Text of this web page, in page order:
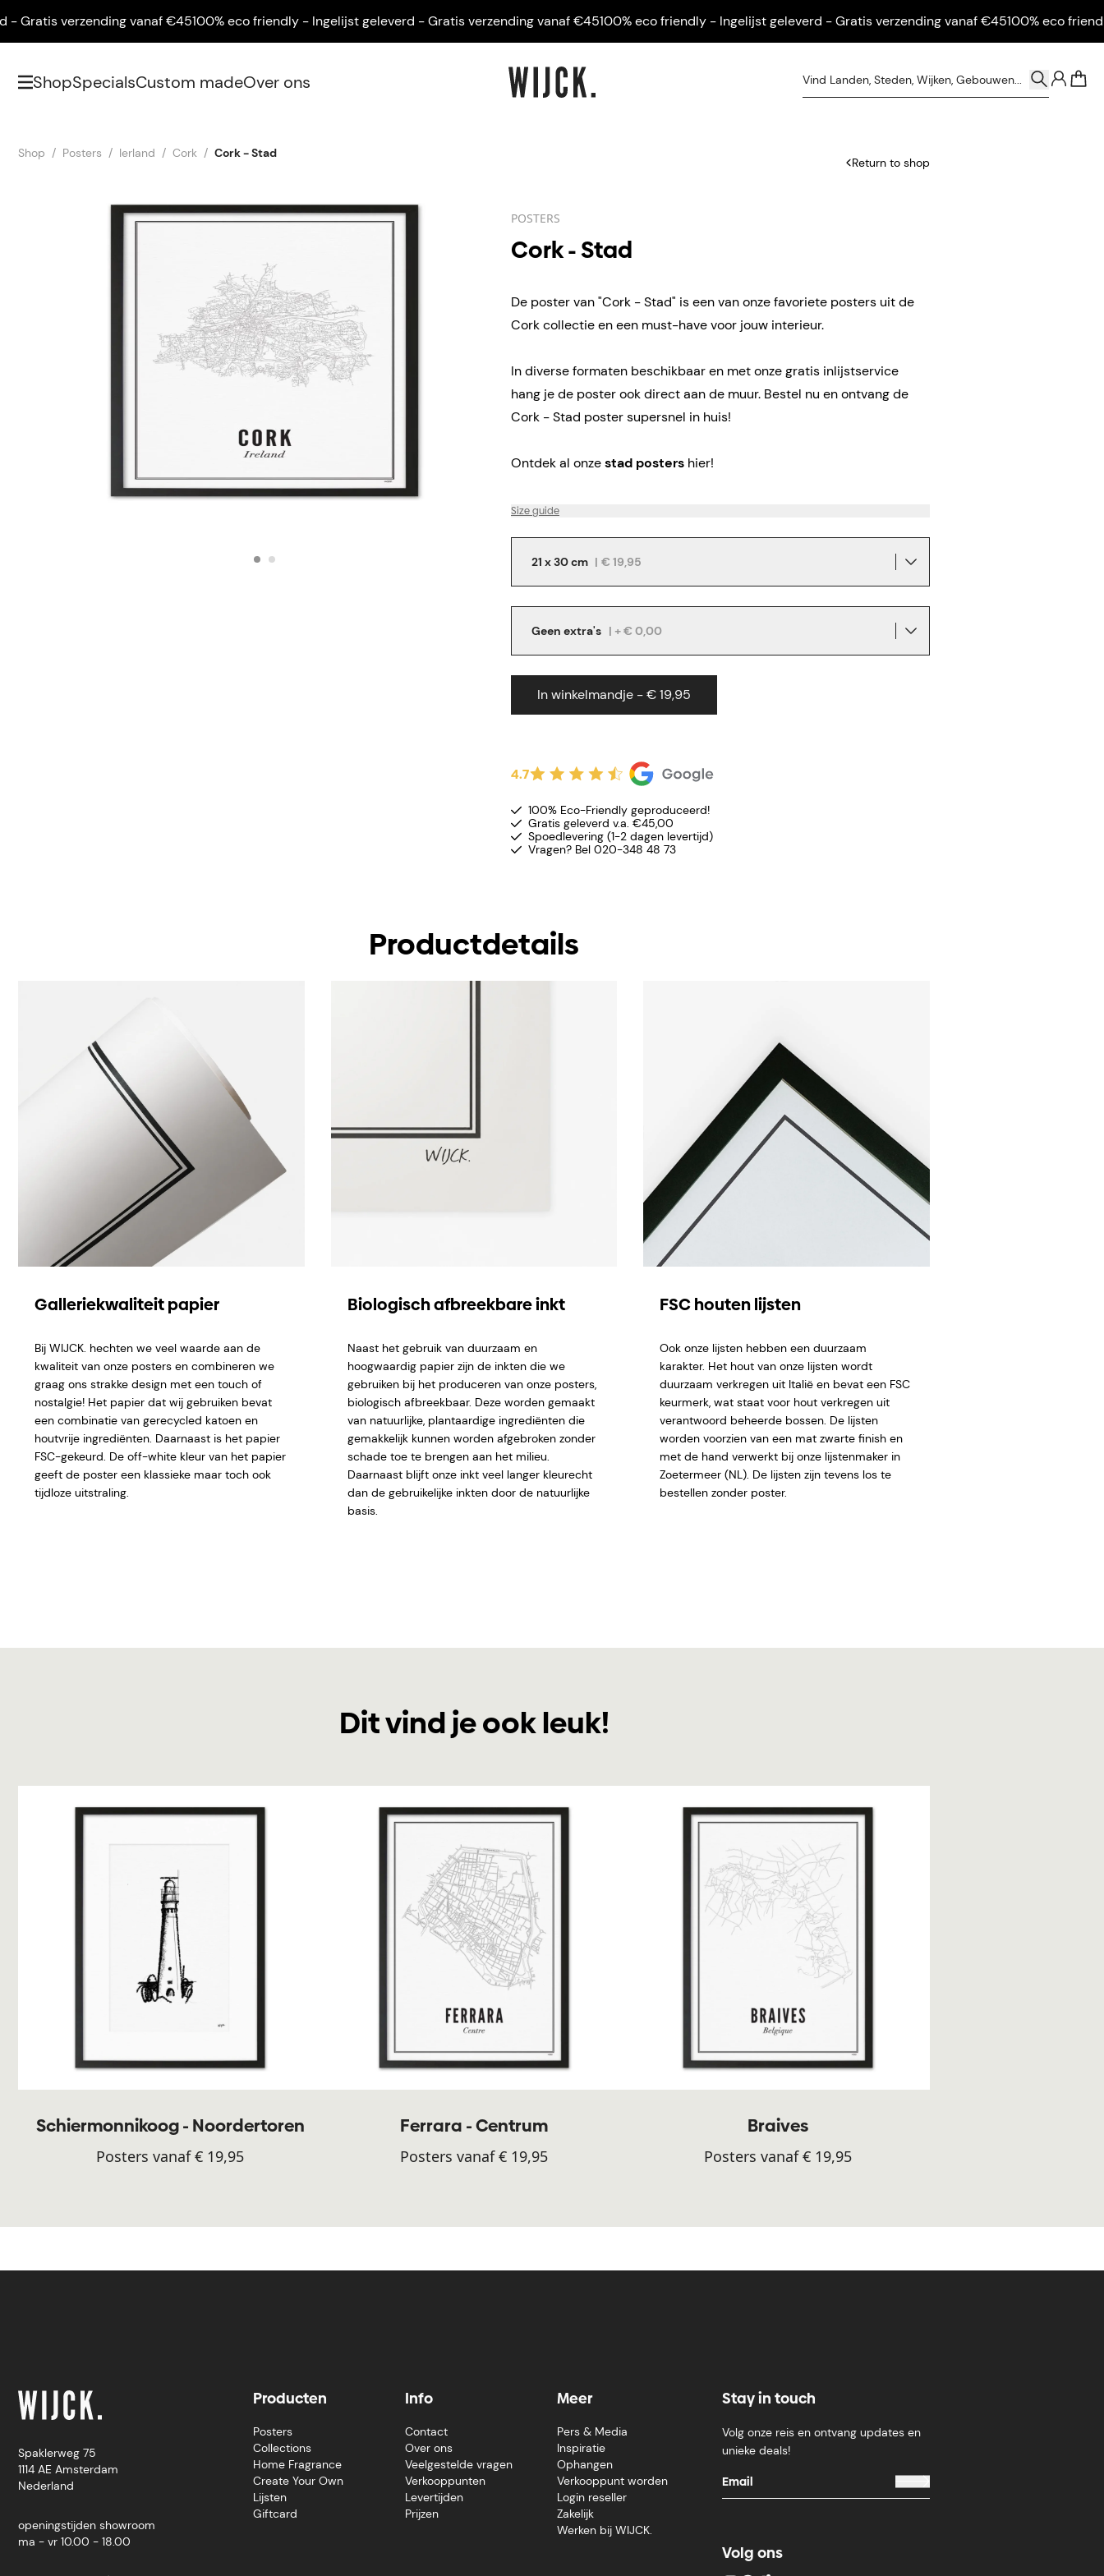
verzending vanaf €45100% eco friendly - Ingelijst geleverd - Gratis verzending vanaf €45100% eco friendly - Ingelijst geleverd - Gratis verzending vanaf €45100% eco friendly -
ShopSpecialsCustom madeOver ons
Shop Posters Ierland Cork Cork - Stad
Return to shop
POSTERS
Cork - Stad
De poster van "Cork - Stad" is een van onze favoriete posters uit de
Cork collectie en een must-have voor jouw interieur.
In diverse formaten beschikbaar en met onze gratis inlijstservice
hang je de poster ook direct aan de muur. Bestel nu en ontvang de
Cork - Stad poster supersnel in huis!
Ontdek al onzestad posters hier!
Size guide
21 x 30 cm | € 19,95
Geen extra's | + € 0,00
In winkelmandje - € 19,95
4.7
100% Eco-Friendly geproduceerd!
Gratis geleverd v.a. €45,00
Spoedlevering (1-2 dagen levertijd)
Vragen? Bel 020-348 48 73
Productdetails
Galleriekwaliteit papier
Bij WIJCK. hechten we veel waarde aan de
kwaliteit van onze posters en combineren we
graag ons strakke design met een touch of
nostalgie! Het papier dat wij gebruiken bevat
een combinatie van gerecycled katoen en
houtvrije ingrediënten. Daarnaast is het papier
FSC-gekeurd. De off-white kleur van het papier
geeft de poster een klassieke maar toch ook
tijdloze uitstraling.
Biologisch afbreekbare inkt
Naast het gebruik van duurzaam en
hoogwaardig papier zijn de inkten die we
gebruiken bij het produceren van onze posters,
biologisch afbreekbaar. Deze worden gemaakt
van natuurlijke, plantaardige ingrediënten die
gemakkelijk kunnen worden afgebroken zonder
schade toe te brengen aan het milieu.
Daarnaast blijft onze inkt veel langer kleurecht
dan de gebruikelijke inkten door de natuurlijke
basis.
FSC houten lijsten
Ook onze lijsten hebben een duurzaam
karakter. Het hout van onze lijsten wordt
duurzaam verkregen uit Italië en bevat een FSC
keurmerk, wat staat voor hout verkregen uit
verantwoord beheerde bossen. De lijsten
worden voorzien van een mat zwarte finish en
met de hand verwerkt bij onze lijstenmaker in
Zoetermeer (NL). De lijsten zijn tevens los te
bestellen zonder poster.
Dit vind je ook leuk!
Schiermonnikoog - Noordertoren
Posters vanaf € 19,95
Ferrara - Centrum
Posters vanaf € 19,95
Braives
Posters vanaf € 19,95
Spaklerweg 75
1114 AE Amsterdam
Nederland
openingstijden showroom
ma - vr 10.00 - 18.00
Producten
Posters
Collections
Home Fragrance
Create Your Own
Lijsten
Giftcard
Info
Contact
Over ons
Veelgestelde vragen
Verkooppunten
Levertijden
Prijzen
Meer
Pers & Media
Inspiratie
Ophangen
Verkooppunt worden
Login reseller
Zakelijk
Werken bij WIJCK.
Stay in touch
Volg onze reis en ontvang updates en
unieke deals!
Volg ons